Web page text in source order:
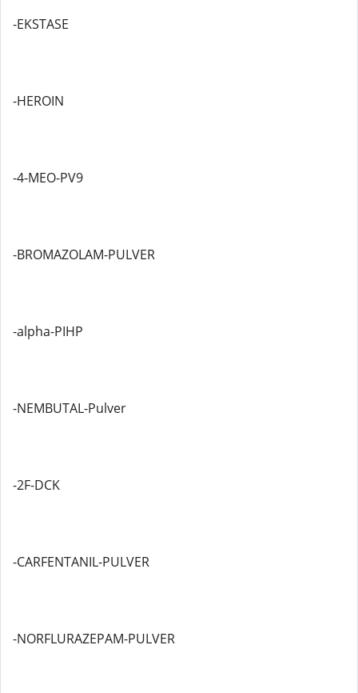
-EKSTASE
-HEROIN
-4-MEO-PV9
-BROMAZOLAM-PULVER
-alpha-PIHP
-NEMBUTAL-Pulver
-2F-DCK
-CARFENTANIL-PULVER
-NORFLURAZEPAM-PULVER